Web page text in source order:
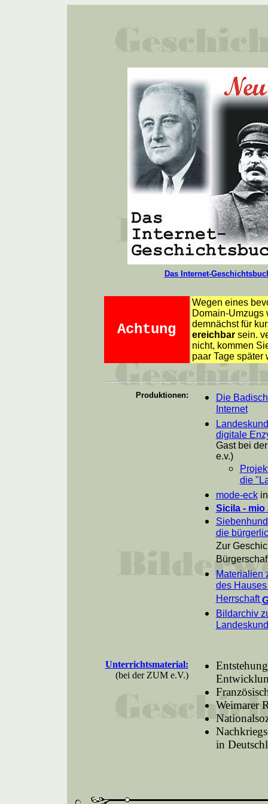
Das Internet-
Achtung
Wegen eines
Domain-Umzugs
demnächst für
ereichbarsein.
nicht, kommen
paar Tage später
Produktionen: Die
Internet
digitale
Gast bei
e.v.)
die
mode-eckin
Sicila - mio
die
Zur
Materialien
des
Herrschaft
Bildarchiv
Unterrichtsmaterial:
(bei der ZUM e.V.)
Weimarer
in